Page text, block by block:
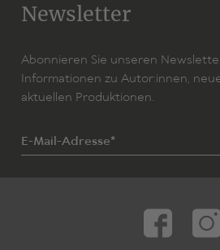
Newsletter
Abonnieren Sie unseren
Informationen zu Autor:innen,
aktuellen Produktionen.
E-Mail-Adresse*